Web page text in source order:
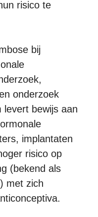
risico te
bij
onderzoek
levert bewijs aan
implantaten
risico op
(bekend als
met zich